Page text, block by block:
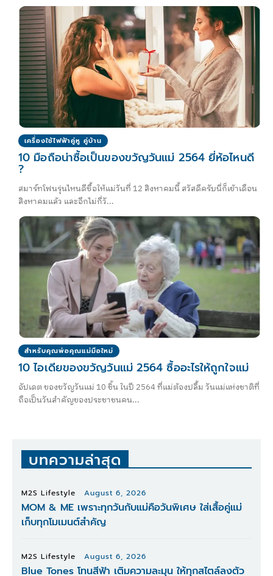
เครื่องใช้ไฟฟ้าคู่หู คู่บ้าน
10 มือถือน่าซื้อเป็นของขวัญวันแม่ 2564 ยี่ห้อไหนดี
?
สมาร์ทโฟนรุ่นไหนดีซื้อให้แม่วันที่ 12 สิงหาคมนี้ สวัสดีครับนี่ก็เข้าเดือน
สิงหาคมแล้ว และอีกไม่กี่วั...
สำหรับคุณพ่อคุณแม่มือใหม่
10 ไอเดียของขวัญวันแม่ 2564 ซื้ออะไรให้ถูกใจแม่
อัปเดต ของขวัญวันแม่ 10 ชิ้น ในปี 2564 ที่แม่ต้องปลื้ม วันแม่แห่งชาติที่
ถือเป็นวันสำคัญของประชาชนคน...
บทความล่าสุด
M2S Lifestyle August 6, 2026
MOM & ME เพราะทุกวันกับแม่คือวันพิเศษ ใส่เสื้อคู่แม่
เก็บทุกโมเมนต์สำคัญ
M2S Lifestyle August 6, 2026
Blue Tones โทนสีฟ้า เติมความละมุน ให้ทุกสไตล์ลงตัว